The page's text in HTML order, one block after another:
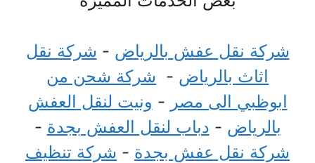
شركة نقل عفش بالرياض - شركة نقل
اثاث بالرياض - شركة شحن من
ابوظبي الى مصر - ونيت لنقل العفش
بالرياض - دباب لنقل العفش بجدة -
شركة نقل عفش بجدة - شركة تنظيف